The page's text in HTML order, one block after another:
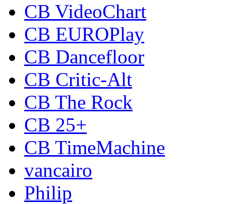
CB VideoChart
CB EUROPlay
CB Dancefloor
CB Critic-Alt
CB The Rock
CB 25+
CB TimeMachine
vancairo
Philip